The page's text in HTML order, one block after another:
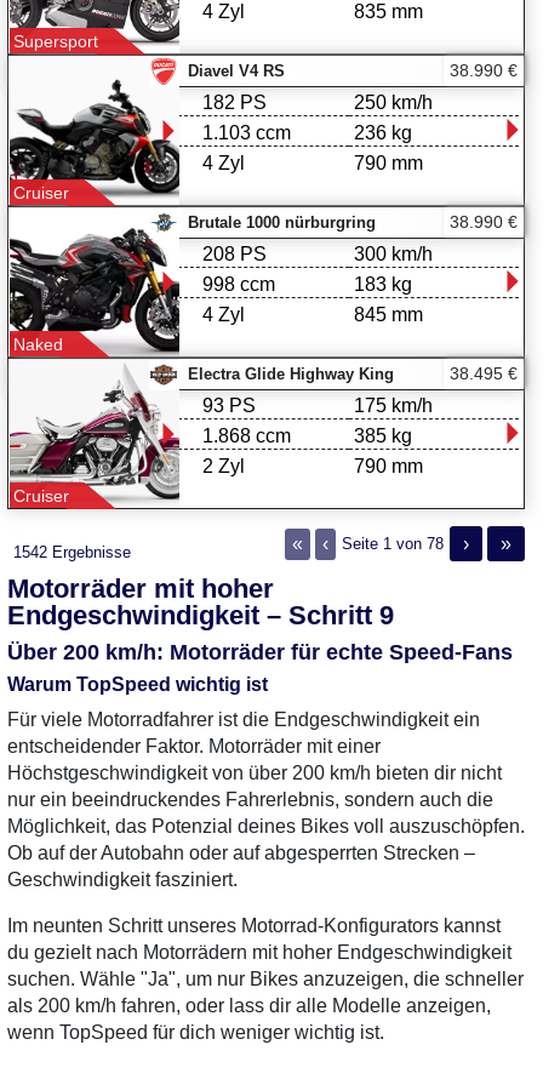
Supersport
4 Zyl
835 mm
Diavel V4 RS
Cruiser
38.990 €
182 PS
1.103 ccm
4 Zyl
250 km/h
236 kg
790 mm
Brutale 1000 nürburgring
Naked
38.990 €
208 PS
998 ccm
4 Zyl
300 km/h
183 kg
845 mm
Electra Glide Highway King
Cruiser
38.495 €
93 PS
1.868 ccm
2 Zyl
175 km/h
385 kg
790 mm
1542 Ergebnisse « ‹ Seite 1 von 78 › »
Motorräder mit hoher
Endgeschwindigkeit – Schritt 9
Über 200 km/h: Motorräder für echte Speed-Fans
Warum TopSpeed wichtig ist
Für viele Motorradfahrer ist die Endgeschwindigkeit ein
entscheidender Faktor. Motorräder mit einer
Höchstgeschwindigkeit von über 200 km/h bieten dir nicht
nur ein beeindruckendes Fahrerlebnis, sondern auch die
Möglichkeit, das Potenzial deines Bikes voll auszuschöpfen.
Ob auf der Autobahn oder auf abgesperrten Strecken –
Geschwindigkeit fasziniert.
Im neunten Schritt unseres Motorrad-Konfigurators kannst
du gezielt nach Motorrädern mit hoher Endgeschwindigkeit
suchen. Wähle "Ja", um nur Bikes anzuzeigen, die schneller
als 200 km/h fahren, oder lass dir alle Modelle anzeigen,
wenn TopSpeed für dich weniger wichtig ist.